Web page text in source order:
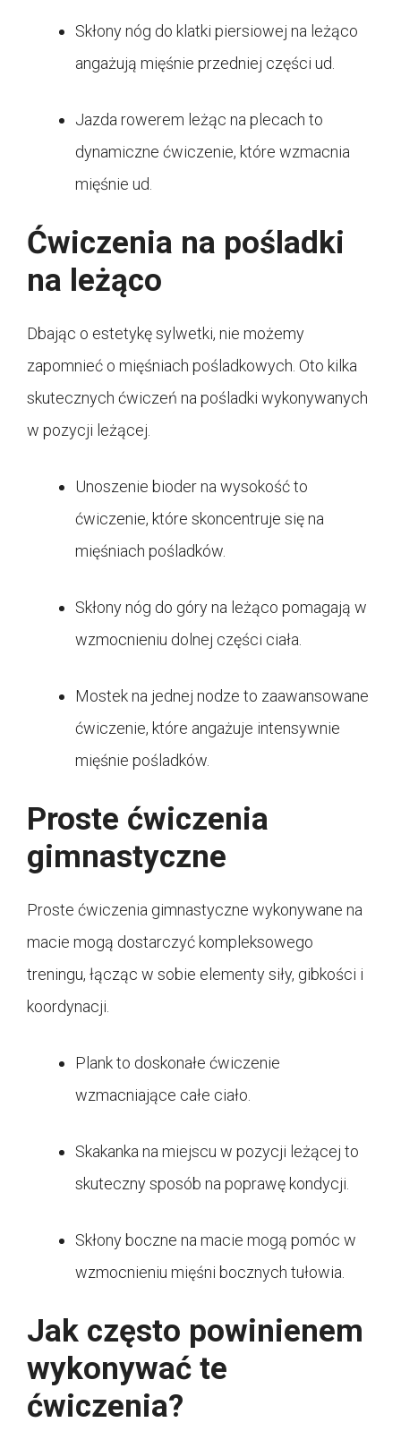
Skłony nóg do klatki piersiowej na leżąco
angażują mięśnie przedniej części ud.
Jazda rowerem leżąc na plecach to
dynamiczne ćwiczenie, które wzmacnia
mięśnie ud.
Ćwiczenia na pośladki
na leżąco
Dbając o estetykę sylwetki, nie możemy
zapomnieć o mięśniach pośladkowych. Oto kilka
skutecznych ćwiczeń na pośladki wykonywanych
w pozycji leżącej.
Unoszenie bioder na wysokość to
ćwiczenie, które skoncentruje się na
mięśniach pośladków.
Skłony nóg do góry na leżąco pomagają w
wzmocnieniu dolnej części ciała.
Mostek na jednej nodze to zaawansowane
ćwiczenie, które angażuje intensywnie
mięśnie pośladków.
Proste ćwiczenia
gimnastyczne
Proste ćwiczenia gimnastyczne wykonywane na
macie mogą dostarczyć kompleksowego
treningu, łącząc w sobie elementy siły, gibkości i
koordynacji.
Plank to doskonałe ćwiczenie
wzmacniające całe ciało.
Skakanka na miejscu w pozycji leżącej to
skuteczny sposób na poprawę kondycji.
Skłony boczne na macie mogą pomóc w
wzmocnieniu mięśni bocznych tułowia.
Jak często powinienem
wykonywać te
ćwiczenia?